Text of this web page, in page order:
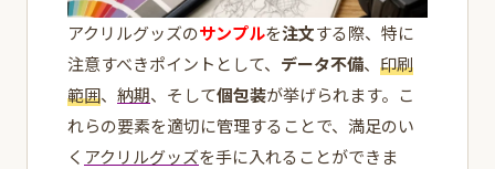
アクリルグッズのサンプルを注文する際、特に
注意すべきポイントとして、 データ不備、 印刷
範囲、 納期、そして個包装が挙げられます。こ
れらの要素を適切に管理することで、満足のい
く アクリルグッズを手に入れることができま